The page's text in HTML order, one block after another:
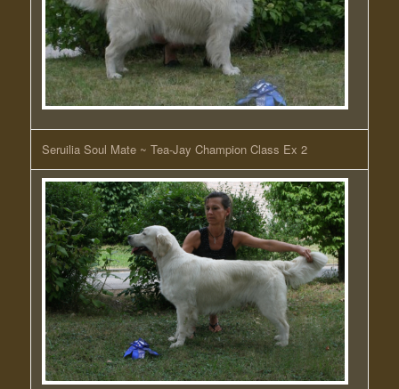
Seruilia Soul Mate ~ Tea-Jay Champion Class Ex 2